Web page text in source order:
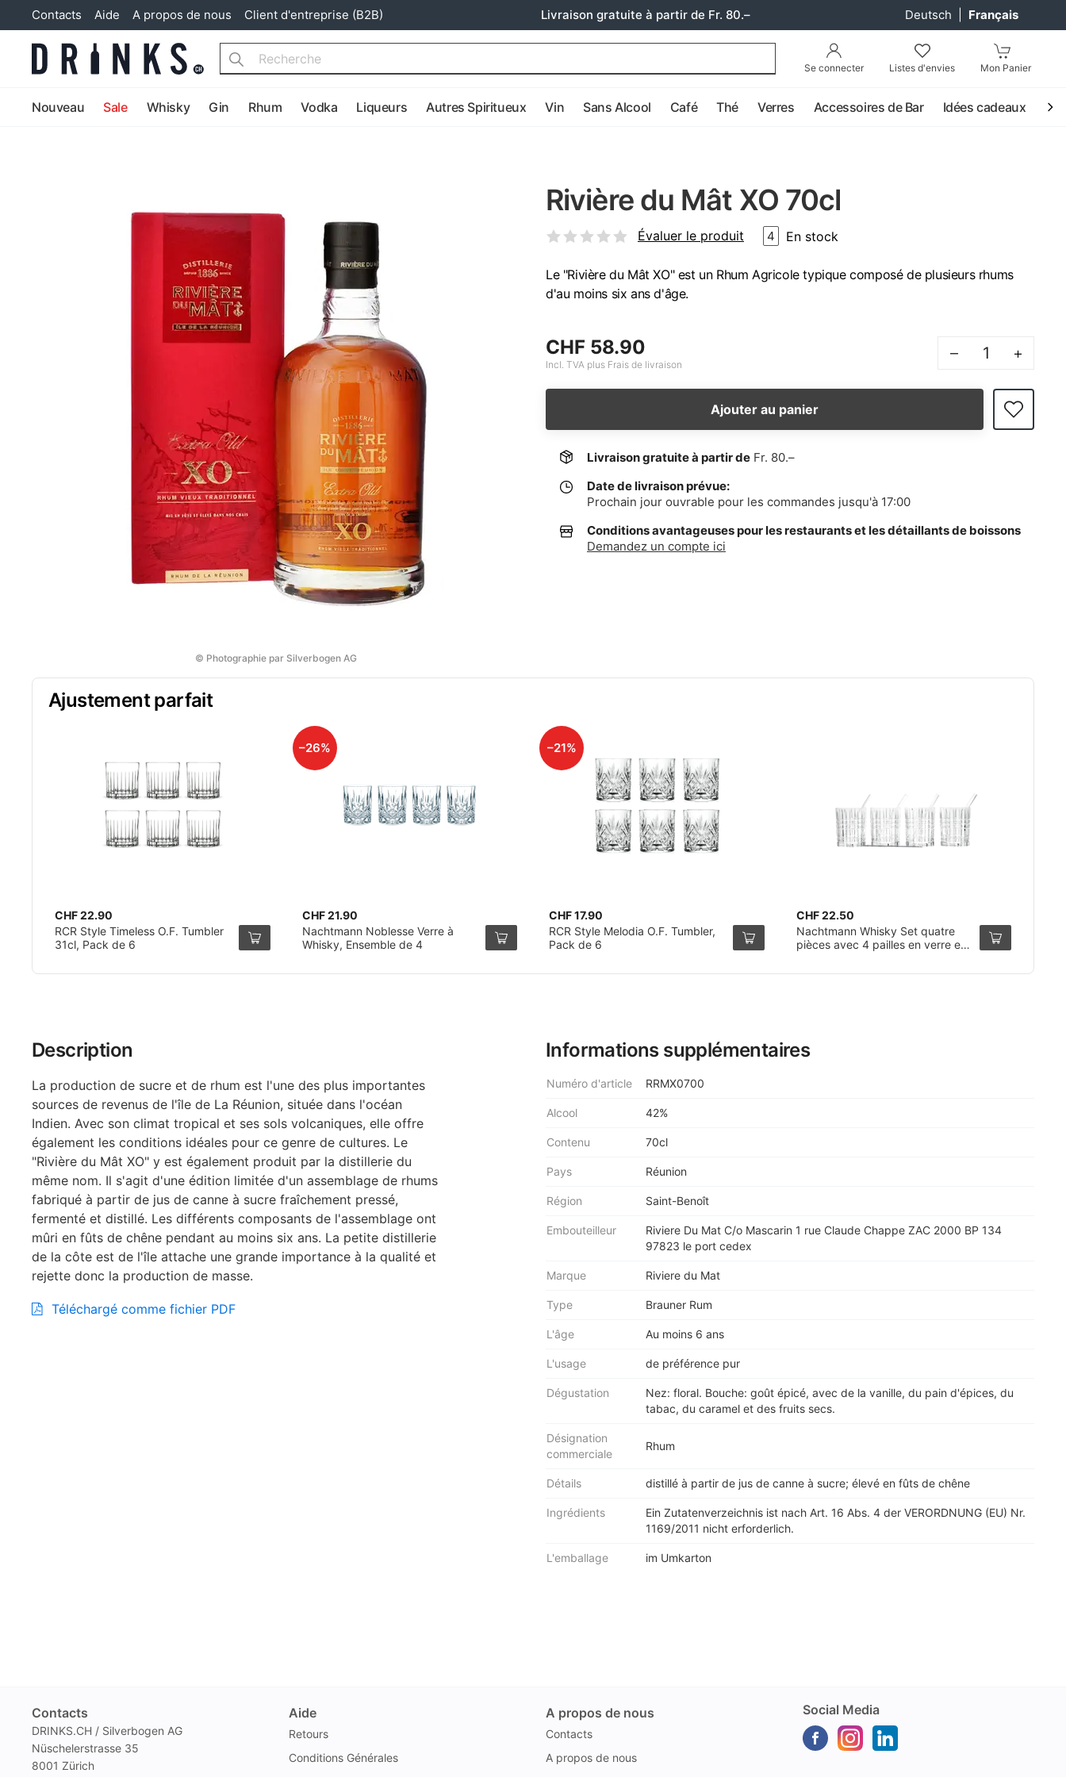
Contacts Aide A propos de nous Client d'entreprise (B2B) Livraison gratuite à partir de Fr. 80.– Deutsch Français
Se connecter Listes d'envies Mon Panier
Search
Nouveau Sale Whisky Gin Rhum Vodka Liqueurs Autres Spiritueux Vin Sans Alcool Café Thé Verres Accessoires de Bar Idées cadeaux
© Photographie par Silverbogen AG
Rivière du Mât XO 70cl
Évaluer le produit 4 En stock
Le "Rivière du Mât XO" est un Rhum Agricole typique composé de plusieurs rhums
d'au moins six ans d'âge.
CHF 58.90
Incl. TVA plus Frais de livraison
– +
Ajouter au panier
Livraison gratuite à partir de Fr. 80.–
Date de livraison prévue:
Prochain jour ouvrable pour les commandes jusqu'à 17:00
Conditions avantageuses pour les restaurants et les détaillants de boissons
Demandez un compte ici
Ajustement parfait
CHF 22.90
RCR Style Timeless O.F. Tumbler
31cl, Pack de 6
–26%
CHF 21.90
Nachtmann Noblesse Verre à
Whisky, Ensemble de 4
–21%
CHF 17.90
RCR Style Melodia O.F. Tumbler,
Pack de 6
CHF 22.50
Nachtmann Whisky Set quatre
pièces avec 4 pailles en verre et
Description
La production de sucre et de rhum est l'une des plus importantes
sources de revenus de l'île de La Réunion, située dans l'océan
Indien. Avec son climat tropical et ses sols volcaniques, elle offre
également les conditions idéales pour ce genre de cultures. Le
"Rivière du Mât XO" y est également produit par la distillerie du
même nom. Il s'agit d'une édition limitée d'un assemblage de rhums
fabriqué à partir de jus de canne à sucre fraîchement pressé,
fermenté et distillé. Les différents composants de l'assemblage ont
mûri en fûts de chêne pendant au moins six ans. La petite distillerie
de la côte est de l'île attache une grande importance à la qualité et
rejette donc la production de masse.
Téléchargé comme fichier PDF
Informations supplémentaires
Numéro d'article RRMX0700
Alcool 42%
Contenu 70cl
Pays Réunion
Région Saint-Benoît
Embouteilleur
Riviere Du Mat C/o Mascarin 1 rue Claude Chappe ZAC 2000 BP 134
97823 le port cedex
Marque Riviere du Mat
Type Brauner Rum
L'âge Au moins 6 ans
L'usage de préférence pur
Dégustation
Nez: floral. Bouche: goût épicé, avec de la vanille, du pain d'épices, du
tabac, du caramel et des fruits secs.
Désignation
commerciale
Rhum
Détails distillé à partir de jus de canne à sucre; élevé en fûts de chêne
Ingrédients
Ein Zutatenverzeichnis ist nach Art. 16 Abs. 4 der VERORDNUNG (EU) Nr.
1169/2011 nicht erforderlich.
L'emballage im Umkarton
Contacts
DRINKS.CH / Silverbogen AG
Nüschelerstrasse 35
8001 Zürich
Aide
Retours
Conditions Générales
A propos de nous
Contacts
A propos de nous
Social Media